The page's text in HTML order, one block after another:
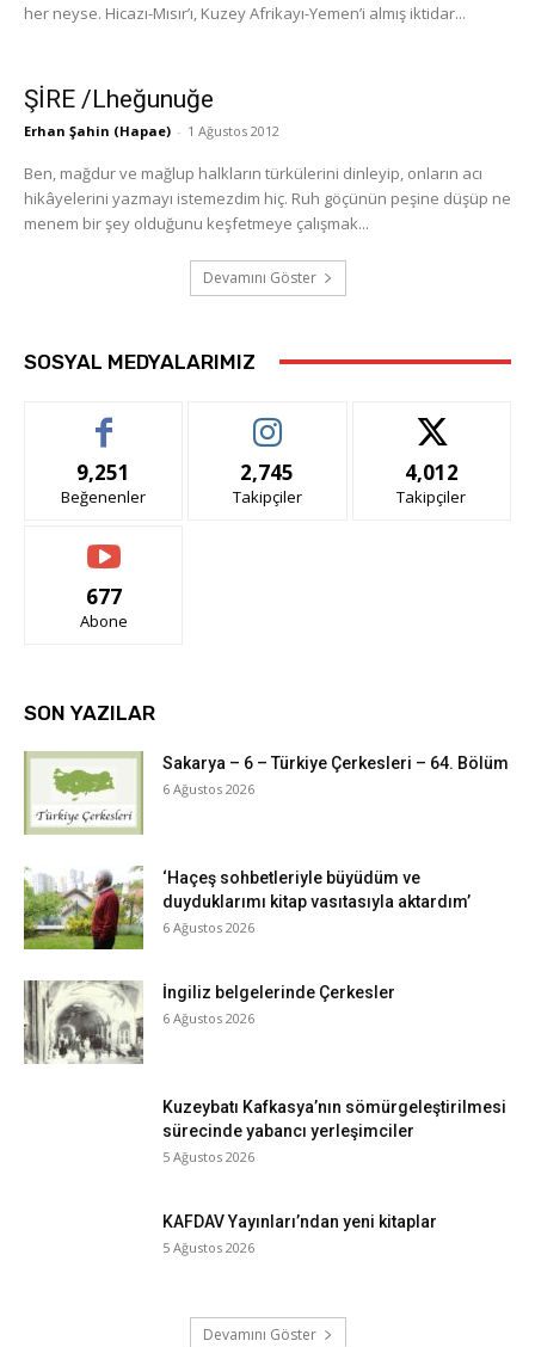
her neyse. Hicazı-Mısır’ı, Kuzey Afrikayı-Yemen’i almış iktidar...
ŞİRE /Lheğunuğe
Erhan Şahin (Hapae) - 1 Ağustos 2012
Ben, mağdur ve mağlup halkların türkülerini dinleyip, onların acı
hikâyelerini yazmayı istemezdim hiç. Ruh göçünün peşine düşüp ne
menem bir şey olduğunu keşfetmeye çalışmak...
Devamını Göster
SOSYAL MEDYALARIMIZ
9,251
Beğenenler
2,745
Takipçiler
4,012
Takipçiler
677
Abone
SON YAZILAR
Sakarya – 6 – Türkiye Çerkesleri – 64. Bölüm
6 Ağustos 2026
‘Haçeş sohbetleriyle büyüdüm ve
duyduklarımı kitap vasıtasıyla aktardım’
6 Ağustos 2026
İngiliz belgelerinde Çerkesler
6 Ağustos 2026
Kuzeybatı Kafkasya’nın sömürgeleştirilmesi
sürecinde yabancı yerleşimciler
5 Ağustos 2026
KAFDAV Yayınları’ndan yeni kitaplar
5 Ağustos 2026
Devamını Göster